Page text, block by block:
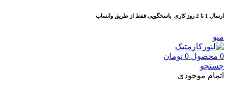
ارسال 1 تا 2 روز کاری پاسخگویی فقط از طریق واتساپ
منو
0 محصول 0 تومان
جستجو
اتمام موجودی